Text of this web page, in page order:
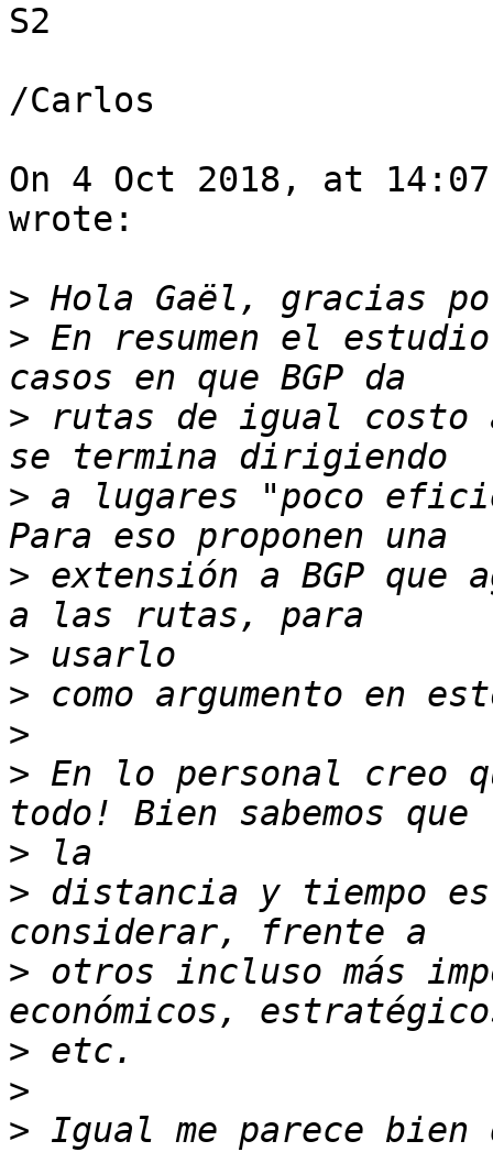
S2
/Carlos
On 4 Oct 2018, at
wrote:
>
> En resumen el
> rutas de igual costo
> a lugares "poco
> extensión a BGP que
>
>
>
> En lo personal creo
>
> distancia y tiempo
> otros incluso más
>
>
> Igual me parece bien